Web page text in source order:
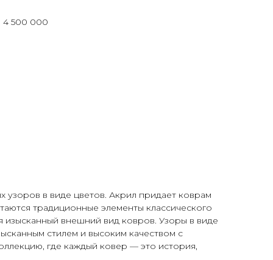
4 500 000
узоров в виде цветов. Акрил придает коврам
традиционные элементы классического
изысканный внешний вид ковров. Узоры в виде
стилем и высоким качеством с
где каждый ковер — это история,